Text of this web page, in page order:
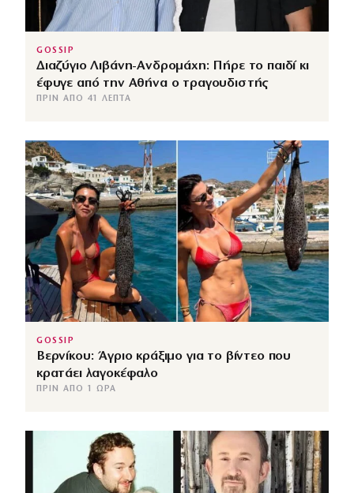
GOSSIP
Διαζύγιο Λιβάνη-Ανδρομάχη: Πήρε το παιδί κι
έφυγε από την Αθήνα ο τραγουδιστής
ΠΡΙΝ ΑΠΌ 41 ΛΕΠΤΆ
GOSSIP
Βερνίκου: Άγριο κράξιμο για το βίντεο που
κρατάει λαγοκέφαλο
ΠΡΙΝ ΑΠΌ 1 ΏΡΑ